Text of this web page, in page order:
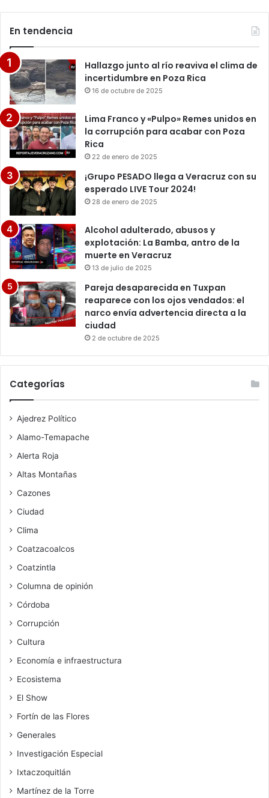
En tendencia
Hallazgo junto al río reaviva el clima de
incertidumbre en Poza Rica
16 de octubre de 2025
Lima Franco y «Pulpo» Remes unidos en
la corrupción para acabar con Poza
Rica
22 de enero de 2025
¡Grupo PESADO llega a Veracruz con su
esperado LIVE Tour 2024!
28 de enero de 2025
Alcohol adulterado, abusos y
explotación: La Bamba, antro de la
muerte en Veracruz
13 de julio de 2025
Pareja desaparecida en Tuxpan
reaparece con los ojos vendados: el
narco envía advertencia directa a la
ciudad
2 de octubre de 2025
Categorías
Ajedrez Político
Alamo-Temapache
Alerta Roja
Altas Montañas
Cazones
Ciudad
Clima
Coatzacoalcos
Coatzintla
Columna de opinión
Córdoba
Corrupción
Cultura
Economía e infraestructura
Ecosistema
El Show
Fortín de las Flores
Generales
Investigación Especial
Ixtaczoquitlán
Martínez de la Torre